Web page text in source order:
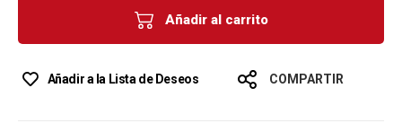
Añadir al carrito
Añadir a la Lista de Deseos COMPARTIR